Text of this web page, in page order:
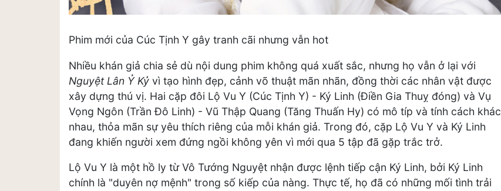
Phim mới của Cúc Tịnh Y gây tranh cãi nhưng vẫn hot
Nhiều khán giả chia sẻ dù nội dung phim không quá xuất sắc, nhưng họ vẫn ở lại với
Nguyệt Lân Ỷ Kỷ vì tạo hình đẹp, cảnh võ thuật mãn nhãn, đồng thời các nhân vật được
xây dựng thú vị. Hai cặp đôi Lộ Vu Y (Cúc Tịnh Y) - Ký Linh (Điền Gia Thuỵ đóng) và Vụ
Vọng Ngôn (Trần Đô Linh) - Vũ Thập Quang (Tăng Thuấn Hy) có mô típ và tính cách khác
nhau, thỏa mãn sự yêu thích riêng của mỗi khán giả. Trong đó, cặp Lộ Vu Y và Ký Linh
đang khiến người xem đứng ngồi không yên vì mới qua 5 tập đã gặp trắc trở.
Lộ Vu Y là một hồ ly từ Vô Tướng Nguyệt nhận được lệnh tiếp cận Ký Linh, bởi Ký Linh
chính là "duyên nợ mệnh" trong số kiếp của nàng. Thực tế, họ đã có những mối tình trải